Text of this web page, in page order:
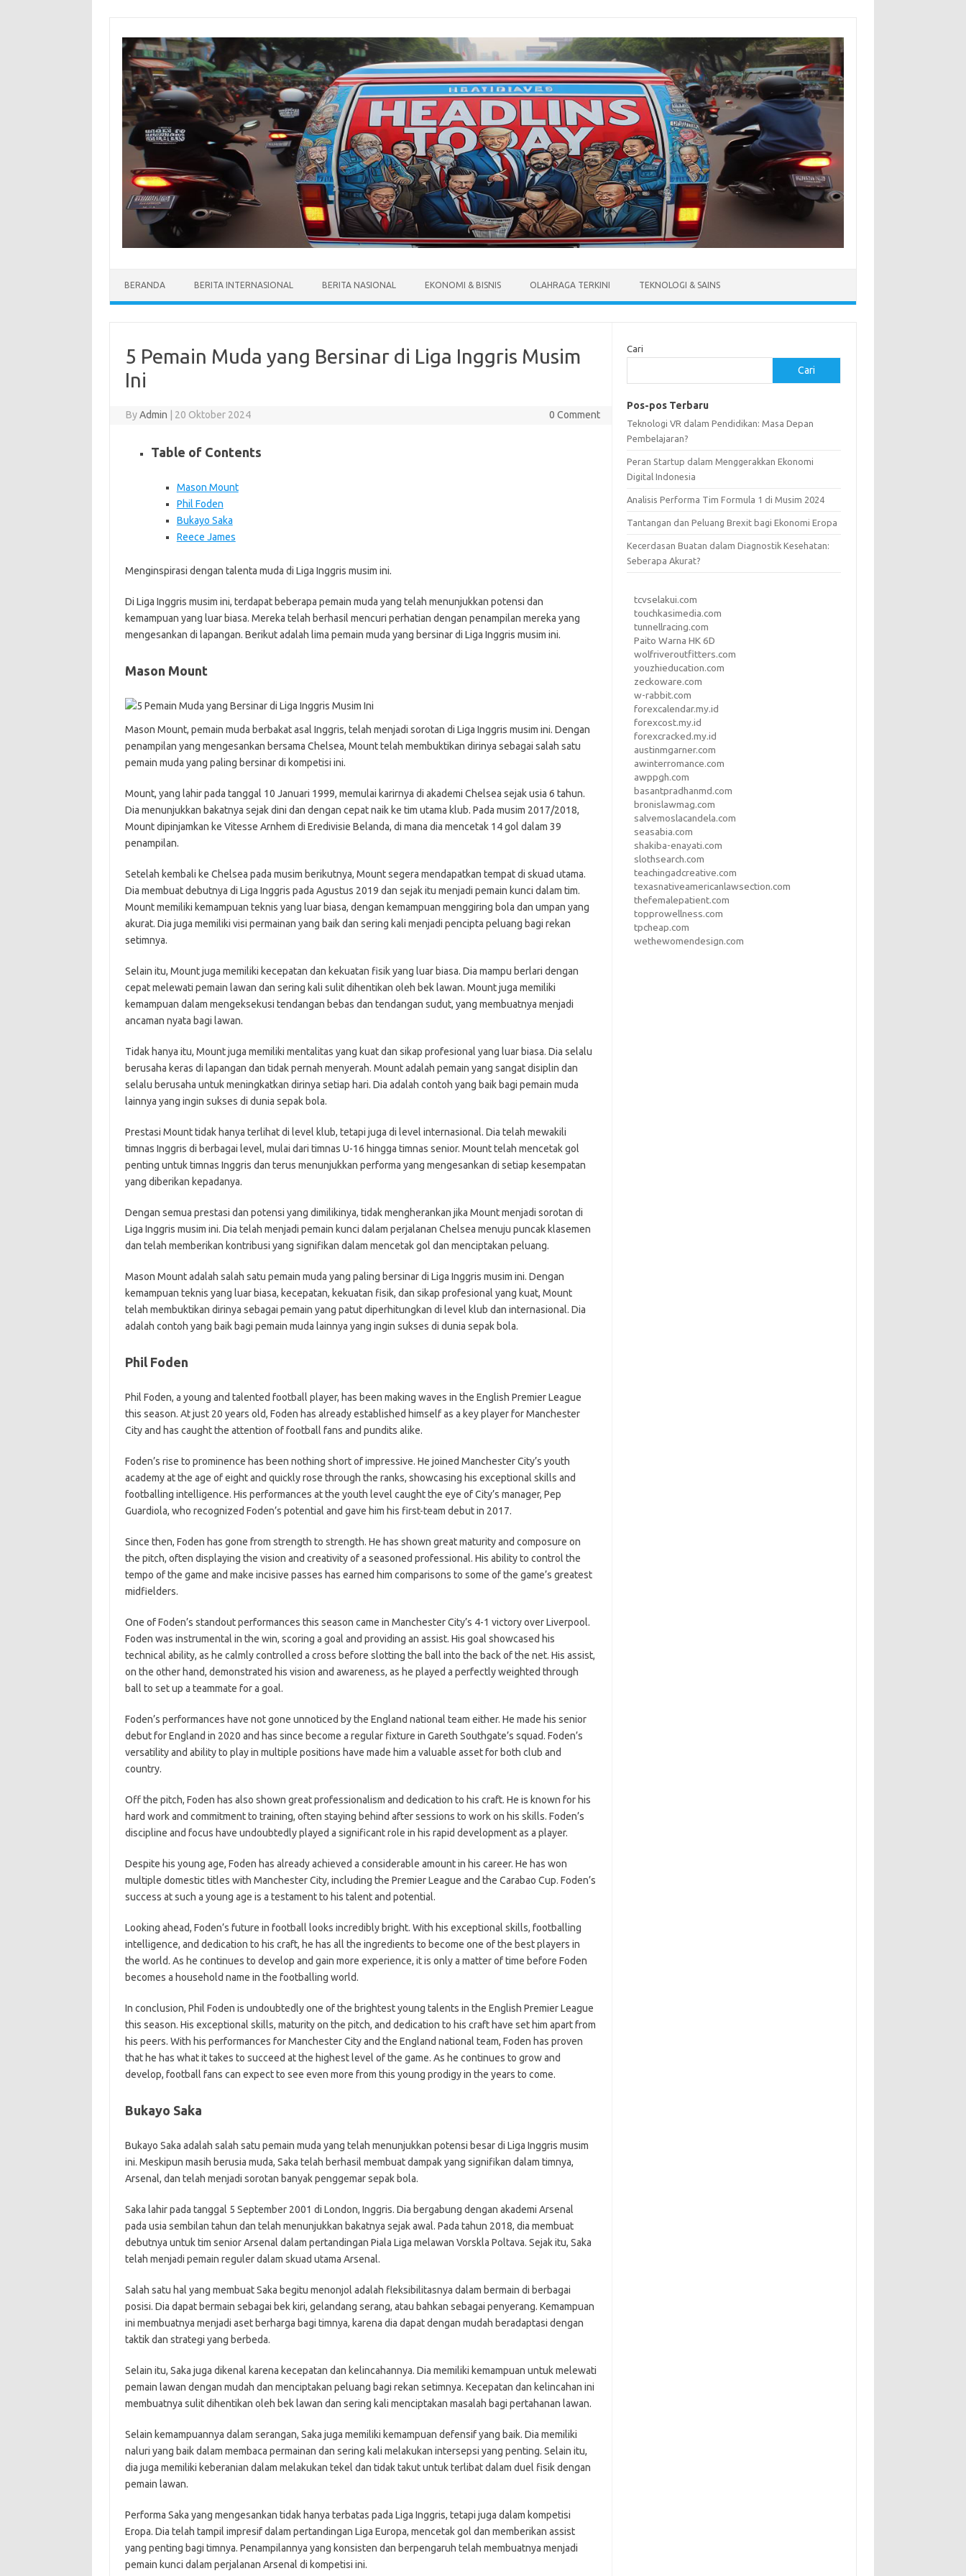
content
BERANDA BERITA INTERNASIONAL BERITA NASIONAL EKONOMI & BISNIS OLAHRAGA TERKINI TEKNOLOGI & SAINS
5 Pemain Muda yang Bersinar di Liga Inggris Musim
Ini
ByAdmin 20 Oktober 2024 0 Comment
Table of Contents
Mason Mount
Phil Foden
Bukayo Saka
Reece James
Menginspirasi dengan talenta muda di Liga Inggris musim ini.
Di Liga Inggris musim ini, terdapat beberapa pemain muda yang telah menunjukkan potensi dan
kemampuan yang luar biasa. Mereka telah berhasil mencuri perhatian dengan penampilan mereka yang
mengesankan di lapangan. Berikut adalah lima pemain muda yang bersinar di Liga Inggris musim ini.
Mason Mount
Mason Mount, pemain muda berbakat asal Inggris, telah menjadi sorotan di Liga Inggris musim ini. Dengan
penampilan yang mengesankan bersama Chelsea, Mount telah membuktikan dirinya sebagai salah satu
pemain muda yang paling bersinar di kompetisi ini.
Mount, yang lahir pada tanggal 10 Januari 1999, memulai karirnya di akademi Chelsea sejak usia 6 tahun.
Dia menunjukkan bakatnya sejak dini dan dengan cepat naik ke tim utama klub. Pada musim 2017/2018,
Mount dipinjamkan ke Vitesse Arnhem di Eredivisie Belanda, di mana dia mencetak 14 gol dalam 39
penampilan.
Setelah kembali ke Chelsea pada musim berikutnya, Mount segera mendapatkan tempat di skuad utama.
Dia membuat debutnya di Liga Inggris pada Agustus 2019 dan sejak itu menjadi pemain kunci dalam tim.
Mount memiliki kemampuan teknis yang luar biasa, dengan kemampuan menggiring bola dan umpan yang
akurat. Dia juga memiliki visi permainan yang baik dan sering kali menjadi pencipta peluang bagi rekan
setimnya.
Selain itu, Mount juga memiliki kecepatan dan kekuatan fisik yang luar biasa. Dia mampu berlari dengan
cepat melewati pemain lawan dan sering kali sulit dihentikan oleh bek lawan. Mount juga memiliki
kemampuan dalam mengeksekusi tendangan bebas dan tendangan sudut, yang membuatnya menjadi
ancaman nyata bagi lawan.
Tidak hanya itu, Mount juga memiliki mentalitas yang kuat dan sikap profesional yang luar biasa. Dia selalu
berusaha keras di lapangan dan tidak pernah menyerah. Mount adalah pemain yang sangat disiplin dan
selalu berusaha untuk meningkatkan dirinya setiap hari. Dia adalah contoh yang baik bagi pemain muda
lainnya yang ingin sukses di dunia sepak bola.
Prestasi Mount tidak hanya terlihat di level klub, tetapi juga di level internasional. Dia telah mewakili
timnas Inggris di berbagai level, mulai dari timnas U-16 hingga timnas senior. Mount telah mencetak gol
penting untuk timnas Inggris dan terus menunjukkan performa yang mengesankan di setiap kesempatan
yang diberikan kepadanya.
Dengan semua prestasi dan potensi yang dimilikinya, tidak mengherankan jika Mount menjadi sorotan di
Liga Inggris musim ini. Dia telah menjadi pemain kunci dalam perjalanan Chelsea menuju puncak klasemen
dan telah memberikan kontribusi yang signifikan dalam mencetak gol dan menciptakan peluang.
Mason Mount adalah salah satu pemain muda yang paling bersinar di Liga Inggris musim ini. Dengan
kemampuan teknis yang luar biasa, kecepatan, kekuatan fisik, dan sikap profesional yang kuat, Mount
telah membuktikan dirinya sebagai pemain yang patut diperhitungkan di level klub dan internasional. Dia
adalah contoh yang baik bagi pemain muda lainnya yang ingin sukses di dunia sepak bola.
Phil Foden
Phil Foden, a young and talented football player, has been making waves in the English Premier League
this season. At just 20 years old, Foden has already established himself as a key player for Manchester
City and has caught the attention of football fans and pundits alike.
Foden’s rise to prominence has been nothing short of impressive. He joined Manchester City’s youth
academy at the age of eight and quickly rose through the ranks, showcasing his exceptional skills and
footballing intelligence. His performances at the youth level caught the eye of City’s manager, Pep
Guardiola, who recognized Foden’s potential and gave him his first-team debut in 2017.
Since then, Foden has gone from strength to strength. He has shown great maturity and composure on
the pitch, often displaying the vision and creativity of a seasoned professional. His ability to control the
tempo of the game and make incisive passes has earned him comparisons to some of the game’s greatest
midfielders.
One of Foden’s standout performances this season came in Manchester City’s 4-1 victory over Liverpool.
Foden was instrumental in the win, scoring a goal and providing an assist. His goal showcased his
technical ability, as he calmly controlled a cross before slotting the ball into the back of the net. His assist,
on the other hand, demonstrated his vision and awareness, as he played a perfectly weighted through
ball to set up a teammate for a goal.
Foden’s performances have not gone unnoticed by the England national team either. He made his senior
debut for England in 2020 and has since become a regular fixture in Gareth Southgate’s squad. Foden’s
versatility and ability to play in multiple positions have made him a valuable asset for both club and
country.
Off the pitch, Foden has also shown great professionalism and dedication to his craft. He is known for his
hard work and commitment to training, often staying behind after sessions to work on his skills. Foden’s
discipline and focus have undoubtedly played a significant role in his rapid development as a player.
Despite his young age, Foden has already achieved a considerable amount in his career. He has won
multiple domestic titles with Manchester City, including the Premier League and the Carabao Cup. Foden’s
success at such a young age is a testament to his talent and potential.
Looking ahead, Foden’s future in football looks incredibly bright. With his exceptional skills, footballing
intelligence, and dedication to his craft, he has all the ingredients to become one of the best players in
the world. As he continues to develop and gain more experience, it is only a matter of time before Foden
becomes a household name in the footballing world.
In conclusion, Phil Foden is undoubtedly one of the brightest young talents in the English Premier League
this season. His exceptional skills, maturity on the pitch, and dedication to his craft have set him apart from
his peers. With his performances for Manchester City and the England national team, Foden has proven
that he has what it takes to succeed at the highest level of the game. As he continues to grow and
develop, football fans can expect to see even more from this young prodigy in the years to come.
Bukayo Saka
Bukayo Saka adalah salah satu pemain muda yang telah menunjukkan potensi besar di Liga Inggris musim
ini. Meskipun masih berusia muda, Saka telah berhasil membuat dampak yang signifikan dalam timnya,
Arsenal, dan telah menjadi sorotan banyak penggemar sepak bola.
Saka lahir pada tanggal 5 September 2001 di London, Inggris. Dia bergabung dengan akademi Arsenal
pada usia sembilan tahun dan telah menunjukkan bakatnya sejak awal. Pada tahun 2018, dia membuat
debutnya untuk tim senior Arsenal dalam pertandingan Piala Liga melawan Vorskla Poltava. Sejak itu, Saka
telah menjadi pemain reguler dalam skuad utama Arsenal.
Salah satu hal yang membuat Saka begitu menonjol adalah fleksibilitasnya dalam bermain di berbagai
posisi. Dia dapat bermain sebagai bek kiri, gelandang serang, atau bahkan sebagai penyerang. Kemampuan
ini membuatnya menjadi aset berharga bagi timnya, karena dia dapat dengan mudah beradaptasi dengan
taktik dan strategi yang berbeda.
Selain itu, Saka juga dikenal karena kecepatan dan kelincahannya. Dia memiliki kemampuan untuk melewati
pemain lawan dengan mudah dan menciptakan peluang bagi rekan setimnya. Kecepatan dan kelincahan ini
membuatnya sulit dihentikan oleh bek lawan dan sering kali menciptakan masalah bagi pertahanan lawan.
Selain kemampuannya dalam serangan, Saka juga memiliki kemampuan defensif yang baik. Dia memiliki
naluri yang baik dalam membaca permainan dan sering kali melakukan intersepsi yang penting. Selain itu,
dia juga memiliki keberanian dalam melakukan tekel dan tidak takut untuk terlibat dalam duel fisik dengan
pemain lawan.
Performa Saka yang mengesankan tidak hanya terbatas pada Liga Inggris, tetapi juga dalam kompetisi
Eropa. Dia telah tampil impresif dalam pertandingan Liga Europa, mencetak gol dan memberikan assist
yang penting bagi timnya. Penampilannya yang konsisten dan berpengaruh telah membuatnya menjadi
pemain kunci dalam perjalanan Arsenal di kompetisi ini.
Cari
Cari
Pos-pos Terbaru
Teknologi VR dalam Pendidikan: Masa Depan
Pembelajaran?
Peran Startup dalam Menggerakkan Ekonomi
Digital Indonesia
Analisis Performa Tim Formula 1 di Musim 2024
Tantangan dan Peluang Brexit bagi Ekonomi Eropa
Kecerdasan Buatan dalam Diagnostik Kesehatan:
Seberapa Akurat?
tcvselakui.com
touchkasimedia.com
tunnellracing.com
Paito Warna HK 6D
wolfriveroutfitters.com
youzhieducation.com
zeckoware.com
w-rabbit.com
forexcalendar.my.id
forexcost.my.id
forexcracked.my.id
austinmgarner.com
awinterromance.com
awppgh.com
basantpradhanmd.com
bronislawmag.com
salvemoslacandela.com
seasabia.com
shakiba-enayati.com
slothsearch.com
teachingadcreative.com
texasnativeamericanlawsection.com
thefemalepatient.com
topprowellness.com
tpcheap.com
wethewomendesign.com